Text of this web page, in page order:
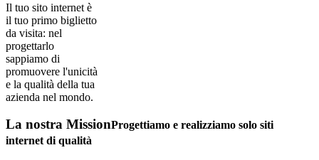
Il tuo sito internet è
il tuo primo biglietto
da visita: nel
progettarlo
sappiamo di
promuovere l'unicità
e la qualità della tua
azienda nel mondo.
La nostra MissionProgettiamo e realizziamo solo siti
internet di qualità